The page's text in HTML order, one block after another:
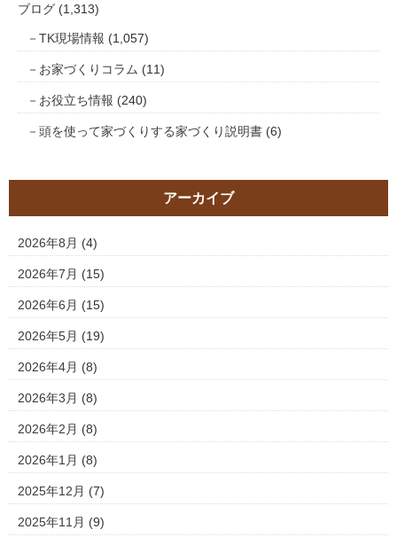
ブログ (1,313)
TK現場情報 (1,057)
お家づくりコラム (11)
お役立ち情報 (240)
頭を使って家づくりする家づくり説明書 (6)
アーカイブ
2026年8月 (4)
2026年7月 (15)
2026年6月 (15)
2026年5月 (19)
2026年4月 (8)
2026年3月 (8)
2026年2月 (8)
2026年1月 (8)
2025年12月 (7)
2025年11月 (9)